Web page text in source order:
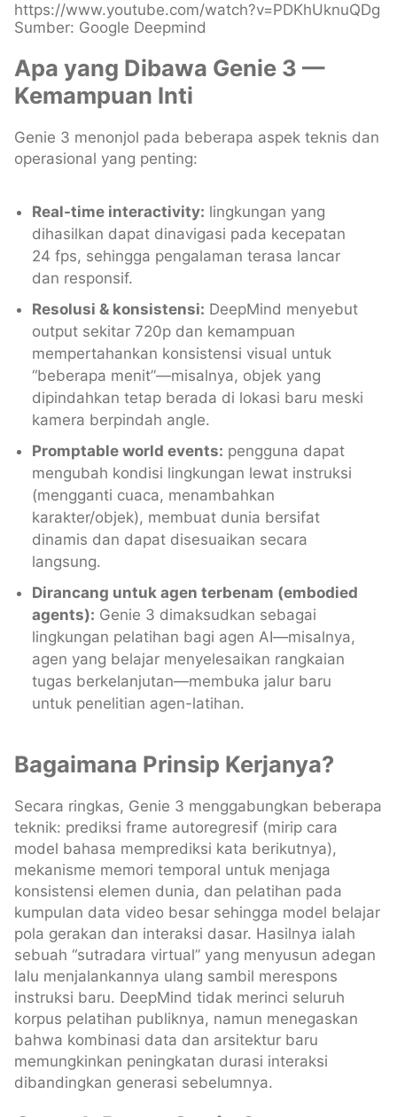
https://www.youtube.com/watch?v=PDKhUknuQDg
Sumber: Google Deepmind
Apa yang Dibawa Genie 3 —
Kemampuan Inti
Genie 3 menonjol pada beberapa aspek teknis dan
operasional yang penting:
Real-time interactivity: lingkungan yang
dihasilkan dapat dinavigasi pada kecepatan
24 fps, sehingga pengalaman terasa lancar
dan responsif.
Resolusi & konsistensi: DeepMind menyebut
output sekitar 720p dan kemampuan
mempertahankan konsistensi visual untuk
“beberapa menit”—misalnya, objek yang
dipindahkan tetap berada di lokasi baru meski
kamera berpindah angle.
Promptable world events: pengguna dapat
mengubah kondisi lingkungan lewat instruksi
(mengganti cuaca, menambahkan
karakter/objek), membuat dunia bersifat
dinamis dan dapat disesuaikan secara
langsung.
Dirancang untuk agen terbenam (embodied
agents): Genie 3 dimaksudkan sebagai
lingkungan pelatihan bagi agen AI—misalnya,
agen yang belajar menyelesaikan rangkaian
tugas berkelanjutan—membuka jalur baru
untuk penelitian agen-latihan.
Bagaimana Prinsip Kerjanya?
Secara ringkas, Genie 3 menggabungkan beberapa
teknik: prediksi frame autoregresif (mirip cara
model bahasa memprediksi kata berikutnya),
mekanisme memori temporal untuk menjaga
konsistensi elemen dunia, dan pelatihan pada
kumpulan data video besar sehingga model belajar
pola gerakan dan interaksi dasar. Hasilnya ialah
sebuah “sutradara virtual” yang menyusun adegan
lalu menjalankannya ulang sambil merespons
instruksi baru. DeepMind tidak merinci seluruh
korpus pelatihan publiknya, namun menegaskan
bahwa kombinasi data dan arsitektur baru
memungkinkan peningkatan durasi interaksi
dibandingkan generasi sebelumnya.